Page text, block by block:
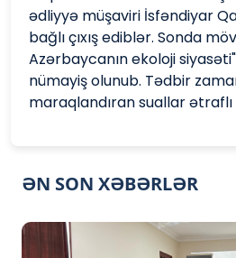
ədliyyə müşaviri İsfəndiyar
bağlı çıxış ediblər. Sonda
Azərbaycanın ekoloji
nümayiş olunub. Tədbir
maraqlandıran suallar ətraflı
ƏN SON XƏBƏRLƏR